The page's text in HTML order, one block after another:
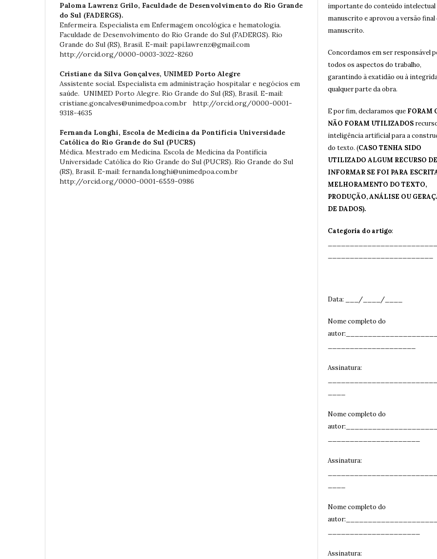
Paloma Lawrenz Grilo, Faculdade de Desenvolvimento do Rio Grande
do Sul (FADERGS).
Enfermeira. Especialista em Enfermagem oncológica e hematologia.
Faculdade de Desenvolvimento do Rio Grande do Sul (FADERGS). Rio
Grande do Sul (RS), Brasil. E-mail: papi.lawrenz@gmail.com
http://orcid.org/0000-0003-3022-8260
Cristiane da Silva Gonçalves, UNIMED Porto Alegre
Assistente social. Especialista em administração hospitalar e negócios em
saúde. UNIMED Porto Alegre. Rio Grande do Sul (RS), Brasil. E-mail:
cristiane.goncalves@unimedpoa.com.br http://orcid.org/0000-0001-
9318-4635
Fernanda Longhi, Escola de Medicina da Pontifícia Universidade
Católica do Rio Grande do Sul (PUCRS)
Médica. Mestrado em Medicina. Escola de Medicina da Pontifícia
Universidade Católica do Rio Grande do Sul (PUCRS). Rio Grande do Sul
(RS), Brasil. E-mail: fernanda.longhi@unimedpoa.com.br
http://orcid.org/0000-0001-6559-0986
importante do conteúdo intelectual
manuscrito e aprovou a versão final
manuscrito.
Concordamos em ser responsável
todos os aspectos do trabalho,
garantindo à exatidão ou à
qualquer parte da obra.
E por fim, declaramos que FORAM
NÃO FORAM UTILIZADOS
inteligência artificial para a
do texto. (CASO TENHA SIDO
UTILIZADO ALGUM RECURSO
INFORMAR SE FOI PARA
MELHORAMENTO DO TEXTO,
PRODUÇÃO, ANÁLISE OU
DE DADOS).
Categoria do artigo:
Data: ___/____/____
Nome completo do
Assinatura:
Nome completo do
Assinatura:
Nome completo do
Assinatura: